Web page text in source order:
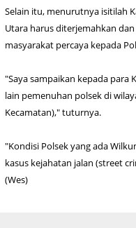
Selain itu, menurutnya isitilah
Utara harus diterjemahkan
masyarakat percaya kepada
"Saya sampaikan kepada para
lain pemenuhan polsek di
Kecamatan)," tuturnya.
"Kondisi Polsek yang ada
kasus kejahatan jalan (street
(Wes)